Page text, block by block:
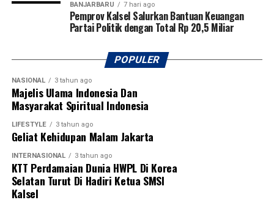
BANJARBARU 7 hari ago
Pemprov Kalsel Salurkan Bantuan Keuangan
Partai Politik dengan Total Rp 20,5 Miliar
POPULER
NASIONAL 3 tahun ago
Majelis Ulama Indonesia Dan
Masyarakat Spiritual Indonesia
LIFESTYLE 3 tahun ago
Geliat Kehidupan Malam Jakarta
INTERNASIONAL 3 tahun ago
KTT Perdamaian Dunia HWPL Di Korea
Selatan Turut Di Hadiri Ketua SMSI
Kalsel